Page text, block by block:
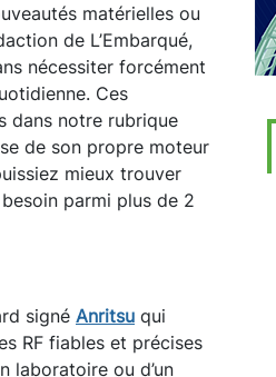
matérielles ou
de L’Embarqué,
nécessiter forcément
Ces
dans notre rubrique
de son propre moteur
mieux trouver
parmi plus de 2
signé Anritsu qui
RF fiables et précises
laboratoire ou d’un